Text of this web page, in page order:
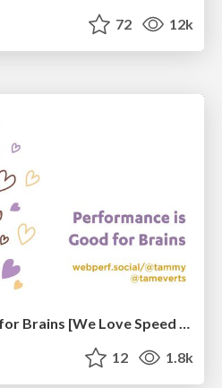
72 12k
Performance Is Good for Brains [We Love Speed 2024]
12 1.8k